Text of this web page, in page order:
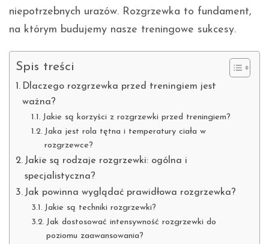
niepotrzebnych urazów. Rozgrzewka to fundament,
na którym budujemy nasze treningowe sukcesy.
Spis treści
Dlaczego rozgrzewka przed treningiem jest
ważna?
Jakie są korzyści z rozgrzewki przed treningiem?
Jaka jest rola tętna i temperatury ciała w
rozgrzewce?
Jakie są rodzaje rozgrzewki: ogólna i
specjalistyczna?
Jak powinna wyglądać prawidłowa rozgrzewka?
Jakie są techniki rozgrzewki?
Jak dostosować intensywność rozgrzewki do
poziomu zaawansowania?